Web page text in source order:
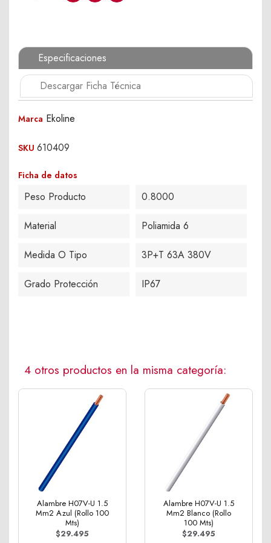
Especificaciones
Descargar Ficha Técnica
Marca Ekoline
SKU 610409
Ficha de datos
Peso Producto 0.8000
Material Poliamida 6
Medida O Tipo 3P+T 63A 380V
Grado Protección IP67
4 otros productos en la misma categoría:
Alambre H07V-U 1.5
Mm2 Azul (Rollo 100
Mts)
$29.495
Alambre H07V-U 1.5
Mm2 Blanco (Rollo
100 Mts)
$29.495